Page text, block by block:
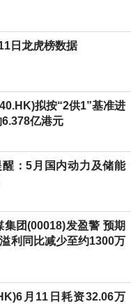
日龙虎榜数据
拟按“2供1”基准进
亿港元
：5月国内动力及储能
团(00018)发盈警 预期
利同比减少至约1300万
月11日耗资32.06万